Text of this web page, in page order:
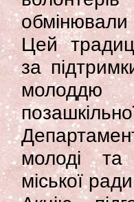
обмінювали
Цей
за
молоді та
міської